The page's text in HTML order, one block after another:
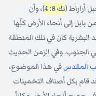
أراراط (تك 8: 4
)، وأن
بابل إلى أنحاء الأرض كلِّها
البشرية كان في تلك المنطقة
الجنوب. وفي الزمن الحديث
المقدسفي هذا الموضوع،
بكل أصناف التخمينات